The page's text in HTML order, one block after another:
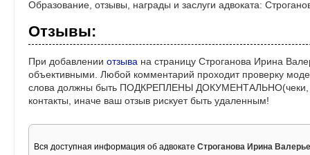
Образование, отзывы, награды и заслуги адвоката:
Отзывы:
При добавлении отзыва на страницу Строганова Ирина
объективными. Любой комментарий проходит проверку
слова должны быть ПОДКРЕПЛЕНЫ ДОКУМЕНТАЛЬНО(чеки,
контакты, иначе ваш отзыв рискует быть удаленным!
Вся доступная информация об адвокате Строганова Ирина